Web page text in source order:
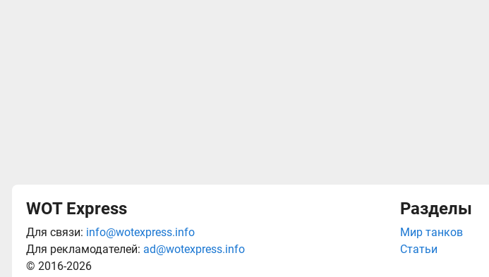
WOT Express
Для связи: info@wotexpress.info
Для рекламодателей: ad@wotexpress.info
© 2016-2026
Разделы
Мир танков
Статьи